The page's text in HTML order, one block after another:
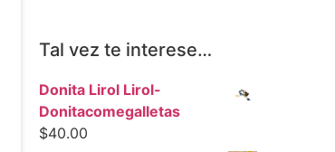
Tal vez te interese…
Donita Lirol Lirol-
Donitacomegalletas
$40.00